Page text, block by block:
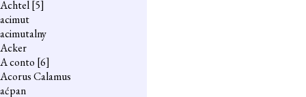
Achtel[5]
acimut
acimutalny
Acker
A conto [6]
Acorus Calamus
aćpan